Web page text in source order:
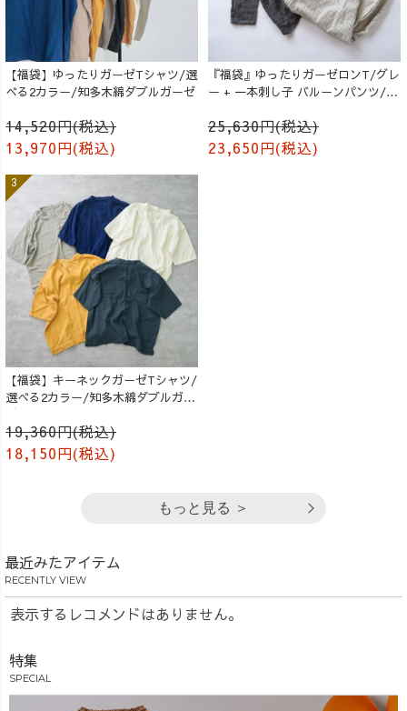
【福袋】ゆったりガーゼTシャツ/選
べる2カラー/知多木綿ダブルガーゼ
14,520円(税込)
13,970円(税込)
『福袋』ゆったりガーゼロンT/グレ
ー + 一本刺し子 バルーンパンツ/生
25,630円(税込)
23,650円(税込)
【福袋】キーネックガーゼTシャツ/
選べる2カラー/知多木綿ダブルガー
ゼ
19,360円(税込)
18,150円(税込)
もっと見る ＞
最近みたアイテム
RECENTLY VIEW
表示するレコメンドはありません。
特集
SPECIAL